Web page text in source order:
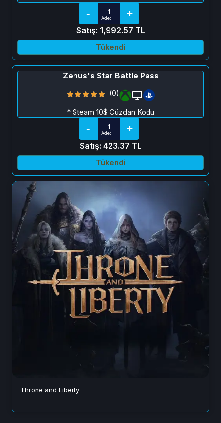
Satış: 1,992.57 TL
Tükendi
Zenus's Star Battle Pass
(0)
* Steam 10$ Cüzdan Kodu
Satış: 423.37 TL
Tükendi
Throne and Liberty